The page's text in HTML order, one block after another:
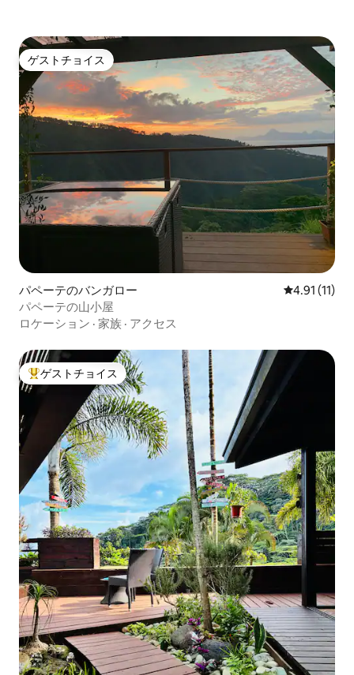
ゲストチョイス
ゲストチョイス
パペーテのバンガロー レビュー11
4.91 (11)
パペーテの山小屋
ロケーション · 家族 · アクセス
大好評のゲストチョイスです。
ゲストチョイス